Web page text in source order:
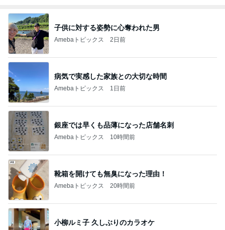
子供に対する姿勢に心奪われた男
Amebaトピックス 2日前
病気で実感した家族との大切な時間
Amebaトピックス 1日前
銀座では早くも品薄になった店舗名刺
Amebaトピックス 10時間前
靴箱を開けても無臭になった理由！
Amebaトピックス 20時間前
小柳ルミ子 久しぶりのカラオケ